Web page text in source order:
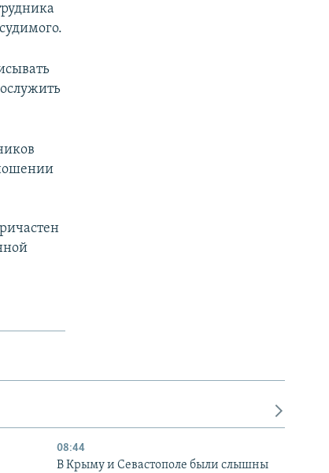
08:44
В Крыму и Севастополе были слышны